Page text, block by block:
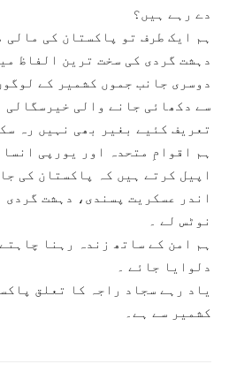
دے رہے ہیں؟
ہم ایک طرف تو پاکستان کی مالی
دہشت گردی کی سخت ترین الفاظ
دوسری جانب جموں کشمیر کے
سے دکھائی جانے والی خیرسگالی
تعریف کئیے بغیر بھی نہیں رہ
ہم اقوامِ متحدہ اور یورپی
اپیل کرتے ہیں کہ پاکستان کی
اندر عسکریت پسندی، دہشت گردی
نوٹس لے ۔
ہم امن کے ساتھ زندہ رہنا
دلوایا جائے ۔
یاد رہے سجاد راجہ کا تعلق
کشمیر سے ہے۔